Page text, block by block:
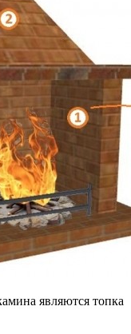
являются топка